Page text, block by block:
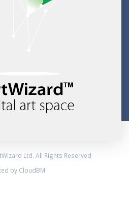
Ltd. All Rights Reserved
by CloudBM